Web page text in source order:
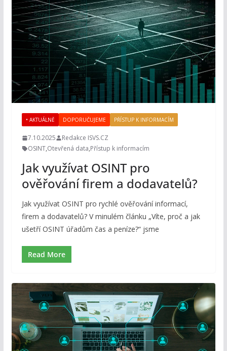
• AKTUÁLNĚ DOPORUČUJEME PŘÍSTUP K INFORMACÍM
7.10.2025
Redakce ISVS.CZ
OSINT,Otevřená data,Přístup k informacím
Jak využívat OSINT pro
ověřování firem a dodavatelů?
Jak využívat OSINT pro rychlé ověřování informací,
firem a dodavatelů? V minulém článku „Víte, proč a jak
ušetří OSINT úřadům čas a peníze?“ jsme
Read More